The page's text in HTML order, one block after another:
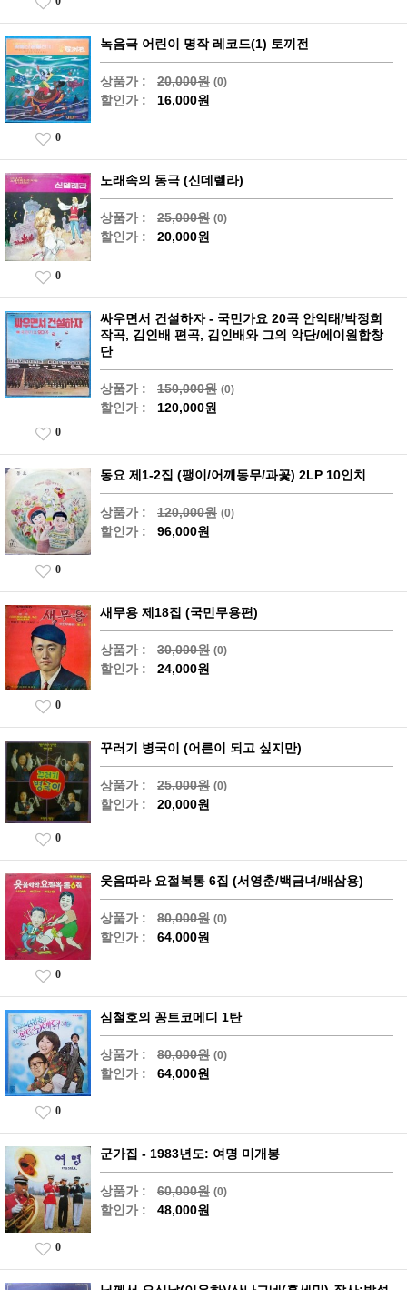
녹음극 어린이 명작 레코드(1) 토끼전
상품가 : 20,000원 (0)
할인가 : 16,000원
0
노래속의 동극 (신데렐라)
상품가 : 25,000원 (0)
할인가 : 20,000원
0
싸우면서 건설하자 - 국민가요 20곡 안익태/박정희
작곡, 김인배 편곡, 김인배와 그의 악단/에이원합창
단
상품가 : 150,000원 (0)
할인가 : 120,000원
0
동요 제1-2집 (팽이/어깨동무/과꽃) 2LP 10인치
상품가 : 120,000원 (0)
할인가 : 96,000원
0
새무용 제18집 (국민무용편)
상품가 : 30,000원 (0)
할인가 : 24,000원
0
꾸러기 병국이 (어른이 되고 싶지만)
상품가 : 25,000원 (0)
할인가 : 20,000원
0
웃음따라 요절복통 6집 (서영춘/백금녀/배삼용)
상품가 : 80,000원 (0)
할인가 : 64,000원
0
심철호의 꽁트코메디 1탄
상품가 : 80,000원 (0)
할인가 : 64,000원
0
군가집 - 1983년도: 여명 미개봉
상품가 : 60,000원 (0)
할인가 : 48,000원
0